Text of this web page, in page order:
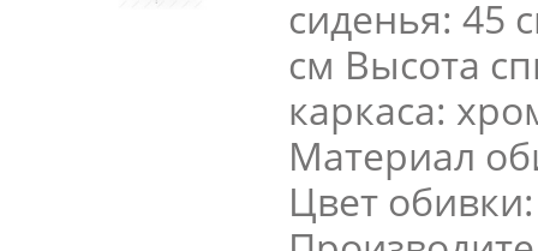
сиденья: 45
см Высота
каркаса:
Материал
Цвет